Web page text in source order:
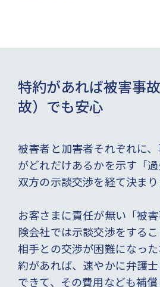
特約があれば被害事
故）でも安心
被害者と加害者それぞれに
がどれだけあるかを示す「過
双方の示談交渉を経て決まり
お客さまに責任が無い「被
険会社では示談交渉をするこ
相手との交渉が困難になっ
約があれば、速やかに弁護
できて、その費用なども補償